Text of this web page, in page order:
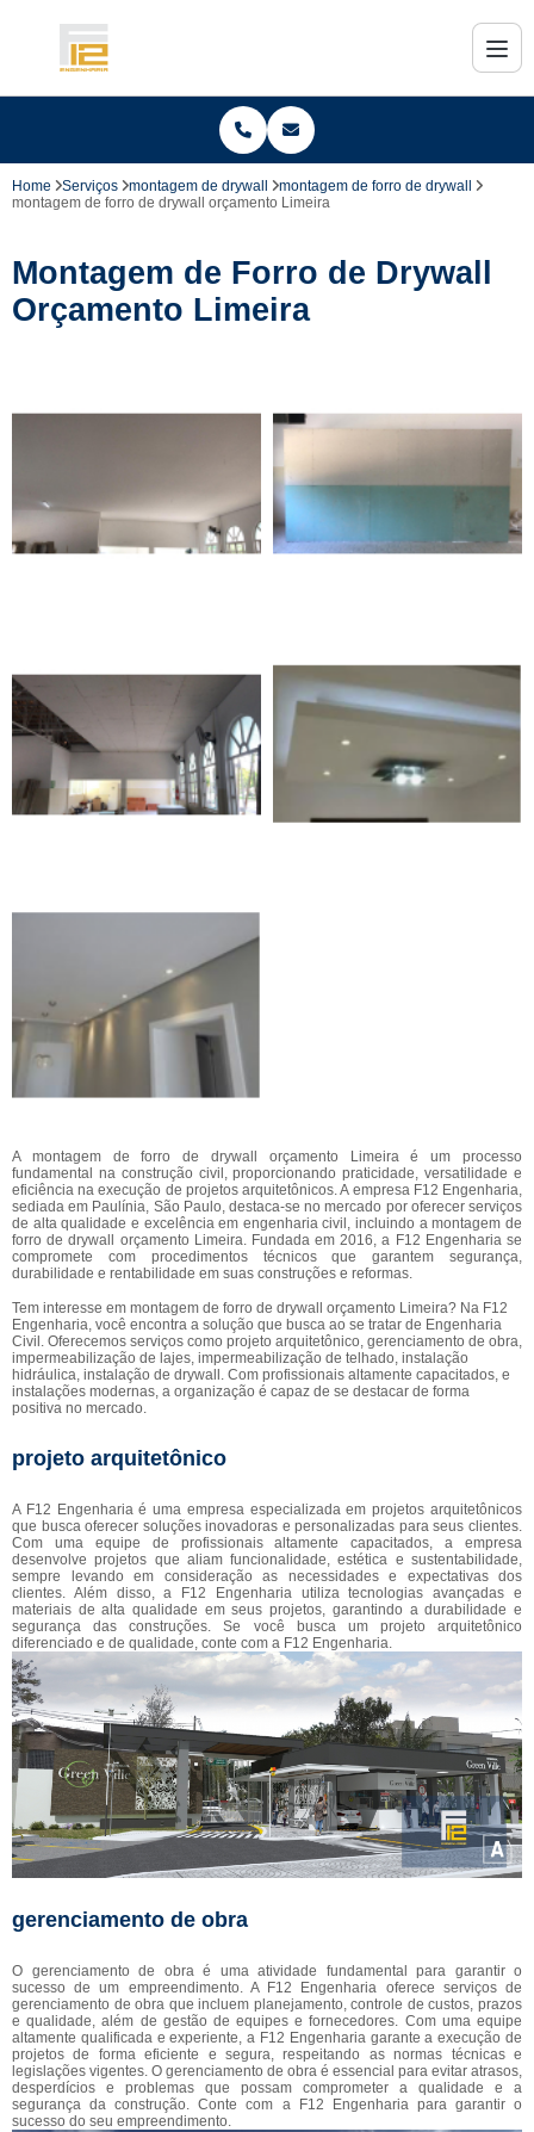
Home Serviços montagem de drywall
montagem de forro de drywall
montagem de forro de drywall orçamento Limeira
Montagem de Forro de Drywall
Orçamento Limeira
A montagem de forro de drywall orçamento Limeira é um processo
fundamental na construção civil, proporcionando praticidade, versatilidade e
eficiência na execução de projetos arquitetônicos. A empresa F12 Engenharia,
sediada em Paulínia, São Paulo, destaca-se no mercado por oferecer serviços
de alta qualidade e excelência em engenharia civil, incluindo a montagem de
forro de drywall orçamento Limeira. Fundada em 2016, a F12 Engenharia se
compromete com procedimentos técnicos que garantem segurança,
durabilidade e rentabilidade em suas construções e reformas.
Tem interesse em montagem de forro de drywall orçamento Limeira? Na F12
Engenharia, você encontra a solução que busca ao se tratar de Engenharia
Civil. Oferecemos serviços como projeto arquitetônico, gerenciamento de obra,
impermeabilização de lajes, impermeabilização de telhado, instalação
hidráulica, instalação de drywall. Com profissionais altamente capacitados, e
instalações modernas, a organização é capaz de se destacar de forma
positiva no mercado.
projeto arquitetônico
A F12 Engenharia é uma empresa especializada em projetos arquitetônicos
que busca oferecer soluções inovadoras e personalizadas para seus clientes.
Com uma equipe de profissionais altamente capacitados, a empresa
desenvolve projetos que aliam funcionalidade, estética e sustentabilidade,
sempre levando em consideração as necessidades e expectativas dos
clientes. Além disso, a F12 Engenharia utiliza tecnologias avançadas e
materiais de alta qualidade em seus projetos, garantindo a durabilidade e
segurança das construções. Se você busca um projeto arquitetônico
diferenciado e de qualidade, conte com a F12 Engenharia.
gerenciamento de obra
O gerenciamento de obra é uma atividade fundamental para garantir o
sucesso de um empreendimento. A F12 Engenharia oferece serviços de
gerenciamento de obra que incluem planejamento, controle de custos, prazos
e qualidade, além de gestão de equipes e fornecedores. Com uma equipe
altamente qualificada e experiente, a F12 Engenharia garante a execução de
projetos de forma eficiente e segura, respeitando as normas técnicas e
legislações vigentes. O gerenciamento de obra é essencial para evitar atrasos,
desperdícios e problemas que possam comprometer a qualidade e a
segurança da construção. Conte com a F12 Engenharia para garantir o
sucesso do seu empreendimento.